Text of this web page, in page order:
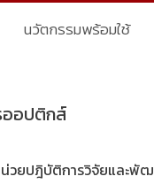
นวัตกรรมพร้อมใช้
ออปติกส์
วยปฎิบัติการวิจัยและพัฒ